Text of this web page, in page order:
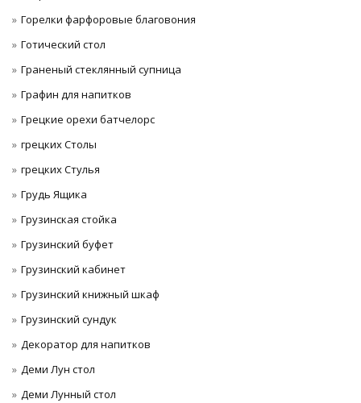
Горелки фарфоровые благовония
Готический стол
Граненый стеклянный супница
Графин для напитков
Грецкие орехи батчелорс
грецких Столы
грецких Стулья
Грудь Ящика
Грузинская стойка
Грузинский буфет
Грузинский кабинет
Грузинский книжный шкаф
Грузинский сундук
Декоратор для напитков
Деми Лун стол
Деми Лунный стол